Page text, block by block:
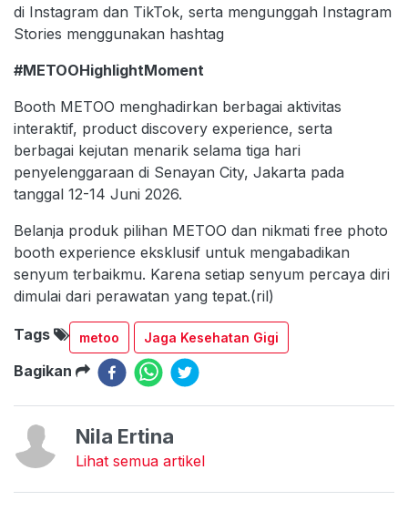
di Instagram dan TikTok, serta mengunggah Instagram
Stories menggunakan hashtag
#METOOHighlightMoment
Booth METOO menghadirkan berbagai aktivitas
interaktif, product discovery experience, serta
berbagai kejutan menarik selama tiga hari
penyelenggaraan di Senayan City, Jakarta pada
tanggal 12-14 Juni 2026.
Belanja produk pilihan METOO dan nikmati free photo
booth experience eksklusif untuk mengabadikan
senyum terbaikmu. Karena setiap senyum percaya diri
dimulai dari perawatan yang tepat.(ril)
Tags metoo Jaga Kesehatan Gigi
Bagikan
Nila Ertina
Lihat semua artikel